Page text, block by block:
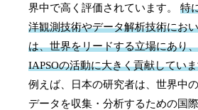
界中で高く評価されています。特
洋観測技術やデータ解析技術にお
は、世界をリードする立場にあり、
IAPSOの活動に大きく貢献してい
例えば、日本の研究者は、世界中
データを収集・分析するための国